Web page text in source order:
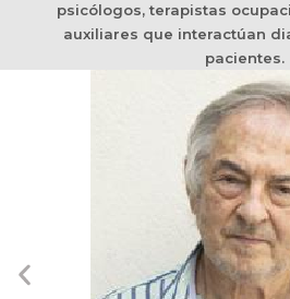
psicólogos, terapistas
auxiliares que interactúan
pacientes.